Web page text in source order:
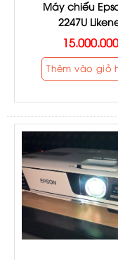
Máy chiếu
2247U
15.000.000
Thêm vào giỏ